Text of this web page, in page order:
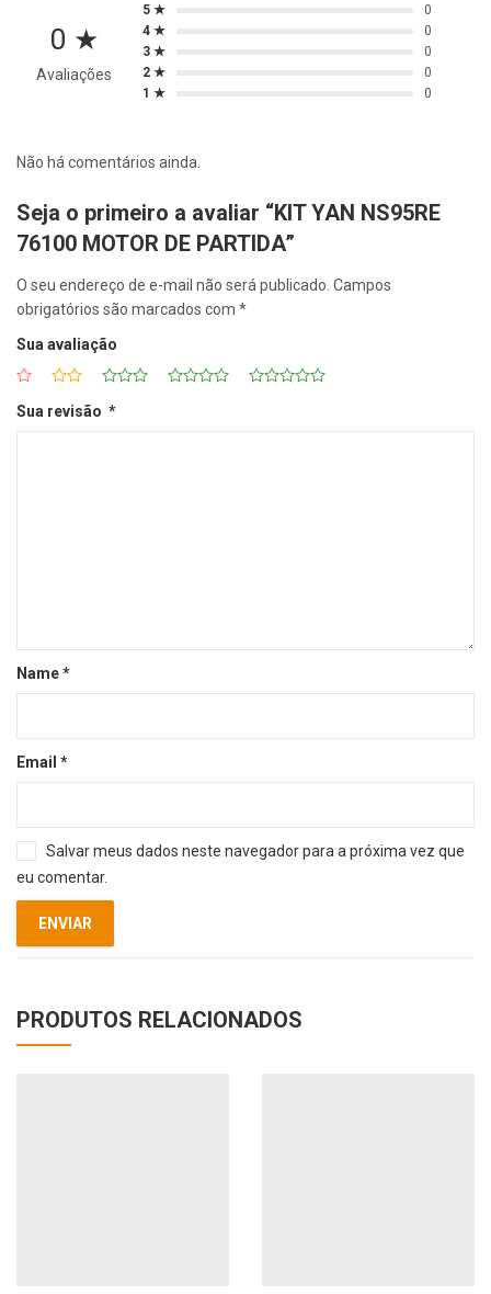
0 ★
Avaliações
5 ★
0
4 ★
0
3 ★
0
2 ★
0
1 ★
0
Não há comentários ainda.
Seja o primeiro a avaliar “KIT YAN NS95RE
76100 MOTOR DE PARTIDA”
O seu endereço de e-mail não será publicado. Campos
obrigatórios são marcados com *
Sua avaliação
Sua revisão *
Name*
Email *
Salvar meus dados neste navegador para a próxima vez que
eu comentar.
PRODUTOS RELACIONADOS